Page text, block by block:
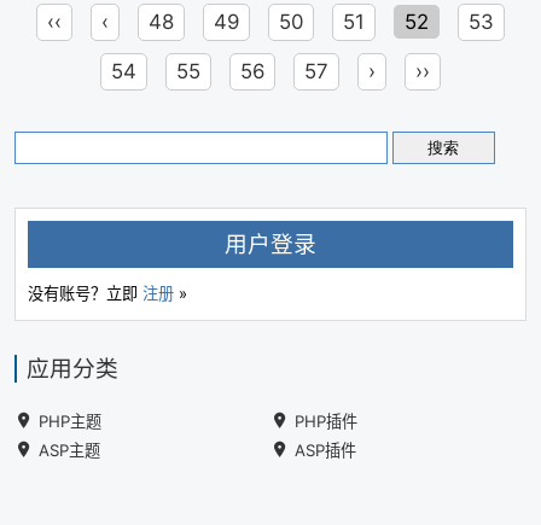
‹‹ ‹ 48 49 50 51 52 53
54 55 56 57 › ››
用户登录
没有账号？立即 注册 »
应用分类
PHP主题
PHP插件
ASP主题
ASP插件